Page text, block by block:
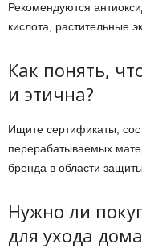
Рекомендуются
кислота, растительные
Как понять,
и этична?
Ищите сертификаты,
перерабатываемых
бренда в области
Нужно ли
для ухода